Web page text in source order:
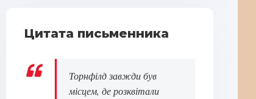
Все, що я хотіла сьогодні
Цитата письменника
Торнфілд завжди був
місцем, де розквітали